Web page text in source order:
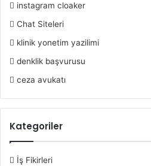
instagram cloaker
Chat Siteleri
klinik yonetim yazilimi
denklik başvurusu
ceza avukatı
Kategoriler
İş Fikirleri